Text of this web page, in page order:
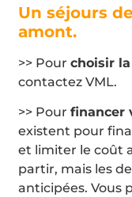
Un séjours
amont.
>> Pourchoisir
contactez VML.
>> Pourfinancer
existent pour
et limiter le coût
partir, mais les
anticipées. Vous